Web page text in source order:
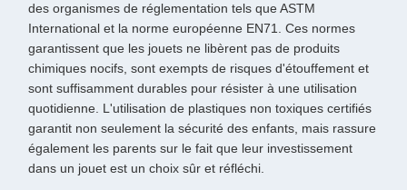
des organismes de réglementation tels que ASTM
International et la norme européenne EN71. Ces normes
garantissent que les jouets ne libèrent pas de produits
chimiques nocifs, sont exempts de risques d'étouffement et
sont suffisamment durables pour résister à une utilisation
quotidienne. L'utilisation de plastiques non toxiques certifiés
garantit non seulement la sécurité des enfants, mais rassure
également les parents sur le fait que leur investissement
dans un jouet est un choix sûr et réfléchi.